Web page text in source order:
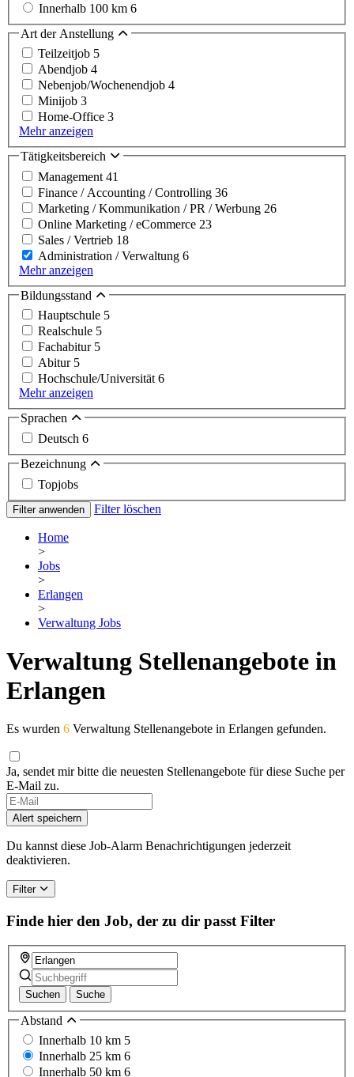
Innerhalb 100 km 6
Art der Anstellung
Teilzeitjob 5
Abendjob 4
Nebenjob/Wochenendjob 4
Minijob 3
Home-Office 3
Mehr anzeigen
Tätigkeitsbereich
Management 41
Finance / Accounting / Controlling 36
Marketing / Kommunikation / PR / Werbung 26
Online Marketing / eCommerce 23
Sales / Vertrieb 18
Administration / Verwaltung 6
Mehr anzeigen
Bildungsstand
Hauptschule 5
Realschule 5
Fachabitur 5
Abitur 5
Hochschule/Universität6
Mehr anzeigen
Sprachen
Deutsch 6
Bezeichnung
Topjobs
Filter anwenden Filter löschen
Home
>
Jobs
>
Erlangen
>
Verwaltung Jobs
Verwaltung Stellenangebote in
Erlangen
Es wurden 6 Verwaltung Stellenangebote in Erlangen gefunden.
Ja, sendet mir bitte die neuesten Stellenangebote für diese Suche per
E-Mail zu.
Alert speichern
Du kannst diese Job-Alarm Benachrichtigungen jederzeit
deaktivieren.
Filter
Finde hier den Job, der zu dir passt Filter
Suchen Suche
Abstand
Innerhalb 10 km 5
Innerhalb 25 km 6
Innerhalb 50 km 6